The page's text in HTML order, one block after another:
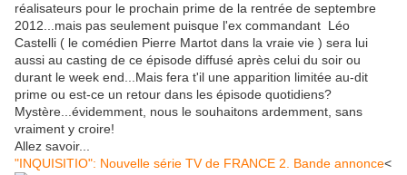
réalisateurs pour le prochain prime de la rentrée de septembre
2012...mais pas seulement puisque l'ex commandant Léo
Castelli ( le comédien Pierre Martot dans la vraie vie ) sera lui
aussi au casting de ce épisode diffusé après celui du soir ou
durant le week end...Mais fera t'il une apparition limitée au-dit
prime ou est-ce un retour dans les épisode quotidiens?
Mystère...évidemment, nous le souhaitons ardemment, sans
vraiment y croire!
Allez savoir...
"INQUISITIO": Nouvelle série TV de FRANCE 2. Bande annonce<